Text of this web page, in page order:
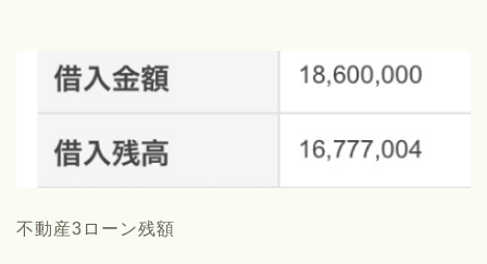
不動産3ローン残額
このブログについて